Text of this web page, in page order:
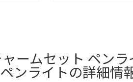
ームセット ペン
ンライトの詳細情